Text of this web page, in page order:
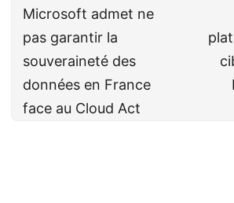
Microsoft admet ne
pas garantir la
souveraineté des
données en France
face au Cloud Act